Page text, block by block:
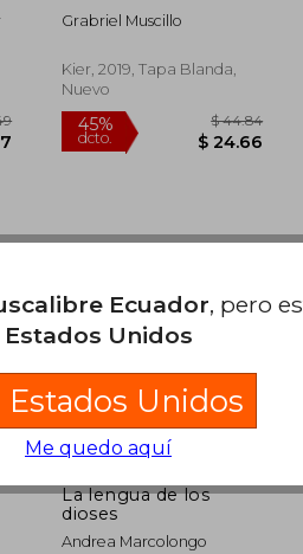
Grabriel Muscillo
Kier, 2019, Tapa Blanda,
Nuevo
La lengua de los
dioses
Andrea Marcolongo
Ecuador, pero
Estados Unidos
Estados Unidos
Me quedo aquí